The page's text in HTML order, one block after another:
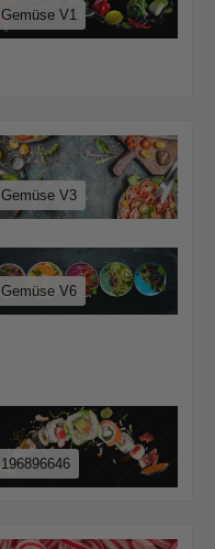
Gemüse V1
Gemüse V3
Gemüse V6
196896646